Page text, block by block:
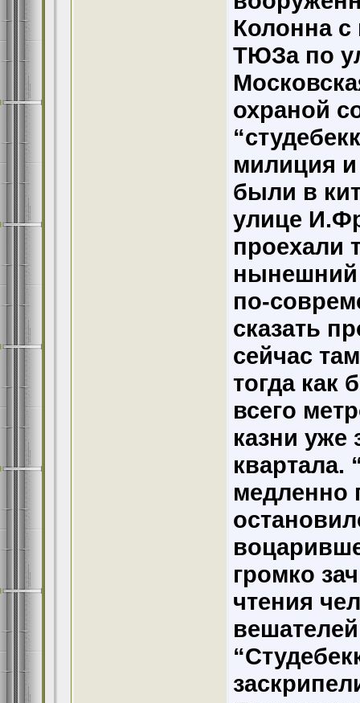
Колонна
ТЮЗа по
охраной
милиция
были в
улице
проехали
нынешний
по-
сказать
сейчас
тогда как
всего
казни уже
квартала.
медленно
громко
чтения